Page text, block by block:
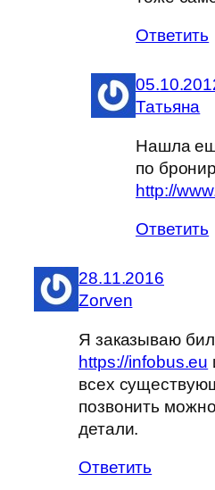
Ответить
Татьяна
Нашла
по
http://
Ответить
28.11.2016
Zorven
Я заказываю
https://infobus.eu
всех
позвонить
детали.
Ответить